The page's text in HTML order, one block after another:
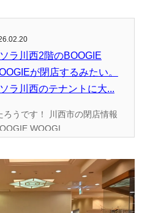
ラ川西2階のBOOGIE
が閉店するみたい。
ラ川西のテナントに大...
ろうです！ 川西市の閉店情報
WOOGI...